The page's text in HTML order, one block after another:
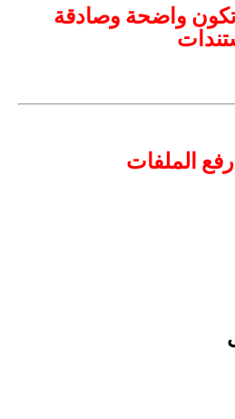
واضحة وصادقة
الملفات